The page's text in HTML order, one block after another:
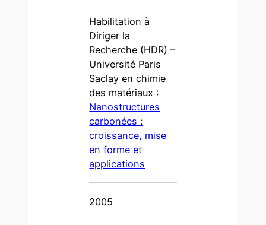
Habilitation à
Diriger la
Recherche (HDR) –
Université Paris
Saclay en chimie
des matériaux :
Nanostructures
carbonées :
croissance, mise
en forme et
applications
2005